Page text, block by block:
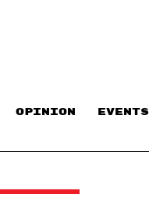
OPINION EVENTS